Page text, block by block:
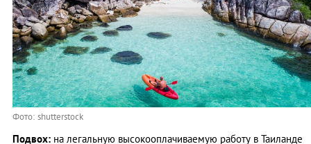
Фото: shutterstock
Подвох: на легальную высокооплачиваемую работу в Таиланде